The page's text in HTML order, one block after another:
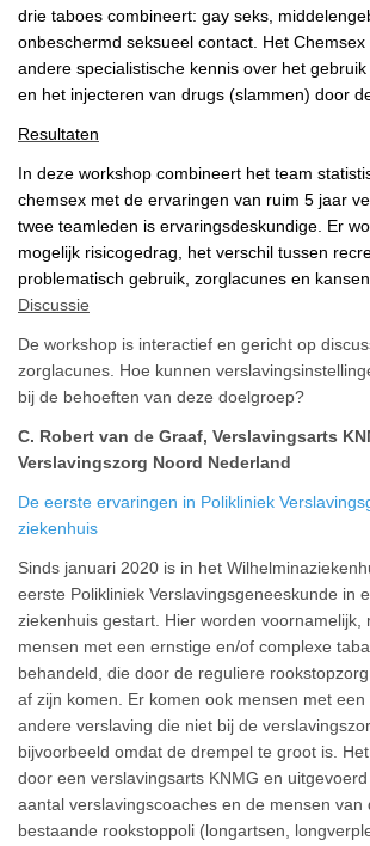
drie taboes combineert: gay seks,
onbeschermd seksueel contact. Het
andere specialistische kennis over het
en het injecteren van drugs (slammen) door
Resultaten
In deze workshop combineert het team
chemsex met de ervaringen van ruim 5 jaar
twee teamleden is ervaringsdeskundige. Er
mogelijk risicogedrag, het verschil tussen
problematisch gebruik, zorglacunes en
Discussie
De workshop is interactief en gericht op
zorglacunes. Hoe kunnen
bij de behoeften van deze doelgroep?
C. Robert van de Graaf, Verslavingsarts
Verslavingszorg Noord Nederland
De eerste ervaringen in Polikliniek
ziekenhuis
Sinds januari 2020 is in het
eerste Polikliniek Verslavingsgeneeskunde in
ziekenhuis gestart. Hier worden voornamelijk,
mensen met een ernstige en/of complexe
behandeld, die door de reguliere
af zijn komen. Er komen ook mensen met
andere verslaving die niet bij de
bijvoorbeeld omdat de drempel te groot is.
door een verslavingsarts KNMG en
aantal verslavingscoaches en de mensen van
bestaande rookstoppoli (longartsen,